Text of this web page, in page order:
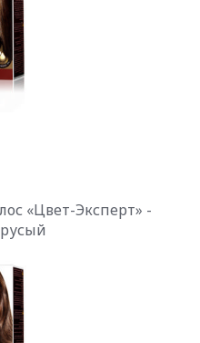
«Цвет-Эксперт» -